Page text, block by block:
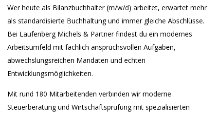
Wer heute als Bilanzbuchhalter (m/w/d) arbeitet, erwartet mehr
als standardisierte Buchhaltung und immer gleiche Abschlüsse.
Bei Laufenberg Michels & Partner findest du ein modernes
Arbeitsumfeld mit fachlich anspruchsvollen Aufgaben,
abwechslungsreichen Mandaten und echten
Entwicklungsmöglichkeiten.
Mit rund 180 Mitarbeitenden verbinden wir moderne
Steuerberatung und Wirtschaftsprüfung mit spezialisierten